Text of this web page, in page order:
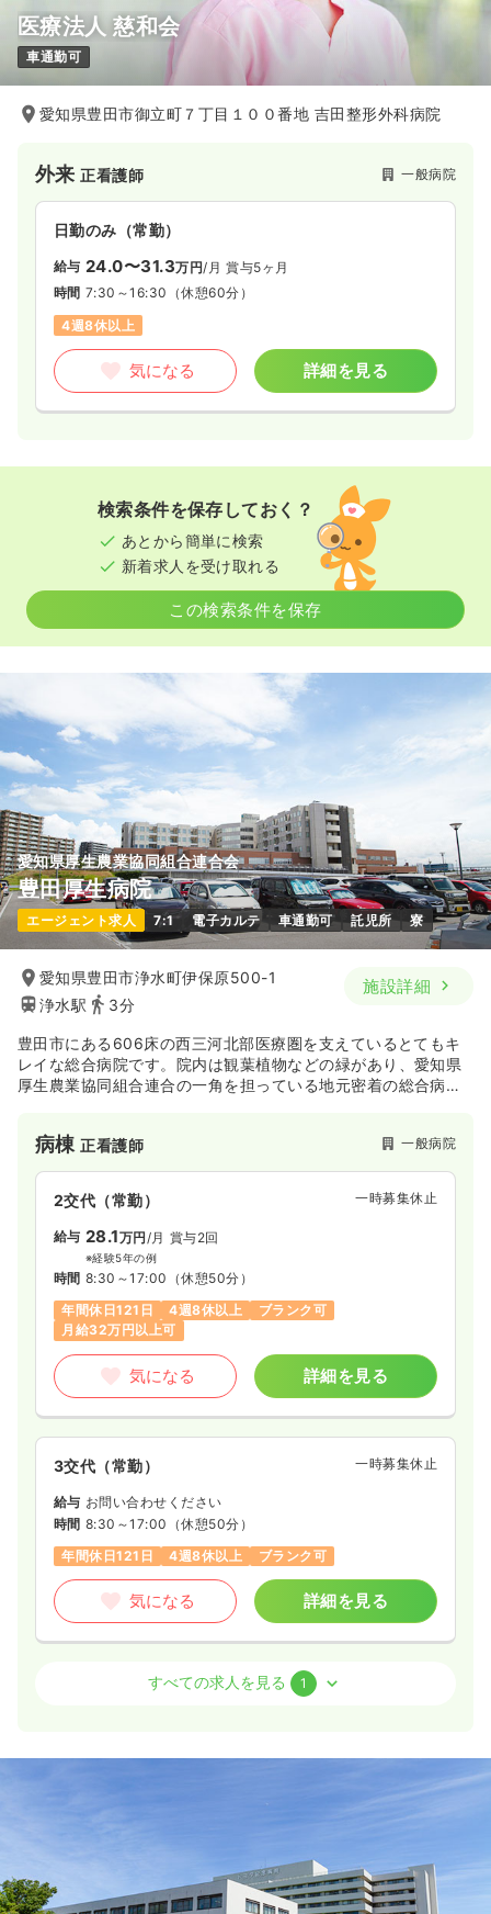
2交代（常勤） 一時募集休止
給与 36.4
※一例
時間 8:30～17:30
気になる 詳細を見る
病棟 正・准看護師
2交代（常勤）
給与 29.1万円〜/月 賞与2回
※一例
時間 8:30～17:30
気になる 詳細を見る
日勤のみ（パート） 一時募集休止
給与 お問い合わせください
オンコールあり
気になる 詳細を見る
医療法人 慈和会
車通勤可
愛知県豊田市御立町７丁目１００番地 吉田整形外科病院
外来正看護師 一般病院
日勤のみ（常勤）
給与 24.0〜31.3万円/月 賞与5ヶ月
時間 7:30～16:30 （休憩60分）
4週8休以上
気になる 詳細を見る
検索条件を保存しておく？
あとから簡単に検索
新着求人を受け取れる
この検索条件を保存
愛知県厚生農業協同組合連合会
豊田厚生病院
エージェント求人 7:1 電子カルテ 車通勤可 託児所 寮
愛知県豊田市浄水町伊保原500-1
浄水駅
3分
施設詳細
豊田市にある606床の西三河北部医療圏を支えているとてもキ
レイな総合病院です。院内は観葉植物などの緑があり、愛知県
厚生農業協同組合連合の一角を担っている地元密着の総合病院
が可能です。もちろん車通勤も可能です。
病棟全室に採光窓があり施設内も自然光で明るく、またスタッ
フの動線にも配慮した施設の造りになっています。
病棟正看護師 一般病院
2交代（常勤） 一時募集休止
給与 28.1万円 /月 賞与2回
※経験5年の例
時間 8:30～17:00 （休憩50分）
年間休日121日
4週8休以上
ブランク可
月給32万円以上可
気になる 詳細を見る
3交代（常勤） 一時募集休止
給与 お問い合わせください
時間 8:30～17:00 （休憩50分）
年間休日121日
4週8休以上 ブランク可
気になる 詳細を見る
正看護師
8:30～17:00
気になる 詳細を見る
すべての求人を見る 1